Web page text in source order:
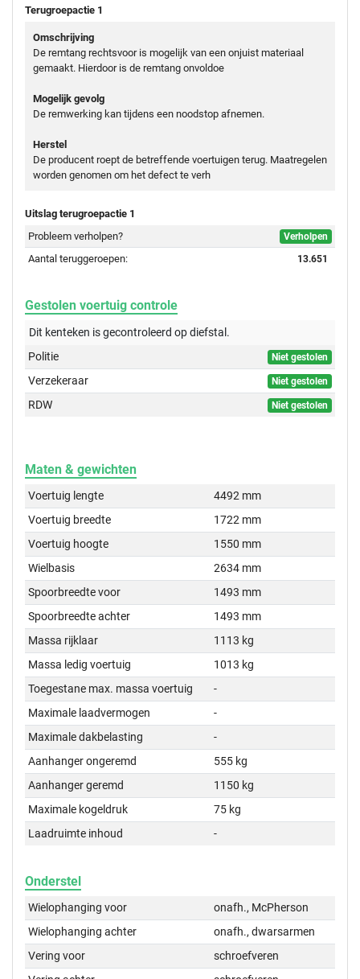
Terugroepactie 1
Omschrijving
De remtang rechtsvoor is mogelijk van een onjuist materiaal
gemaakt. Hierdoor is de remtang onvoldoe
Mogelijk gevolg
De remwerking kan tijdens een noodstop afnemen.
Herstel
De producent roept de betreffende voertuigen terug. Maatregelen
worden genomen om het defect te verh
Uitslag terugroepactie 1
Probleem verholpen?
Verholpen
Aantal teruggeroepen: 13.651
Gestolen voertuig controle
Dit kenteken is gecontroleerd opdiefstal.
Politie
Niet gestolen
Verzekeraar Niet gestolen
RDW Niet gestolen
Maten & gewichten
Voertuig lengte
4492 mm
Voertuig breedte
1722 mm
Voertuig hoogte
1550 mm
Wielbasis
2634 mm
Spoorbreedte voor
1493 mm
Spoorbreedte achter
1493 mm
Massa rijklaar
1113 kg
Massa ledig voertuig
1013 kg
Toegestane max. massa voertuig
-
Maximale laadvermogen
-
Maximale dakbelasting
-
Aanhanger ongeremd
555 kg
Aanhanger geremd
1150 kg
Maximale kogeldruk
75 kg
Laadruimte inhoud
-
Onderstel
Wielophanging voor
onafh., McPherson
Wielophanging achter
onafh., dwarsarmen
Vering voor
schroefveren